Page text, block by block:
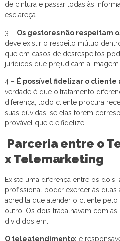
de cintura e passar todas às
esclareça.
3 – Os gestores não respeitam
deve existir o respeito mútuo
que em casos de desrespeitos
jurídicos que prejudicam a imagem
4 – É possível fidelizar o cliente
verdade é que o tratamento
diferença, todo cliente procura
suas dúvidas, se elas forem
provável que ele fidelize.
Parceria entre o
x Telemarketing
Existe uma diferença entre os
profissional poder exercer às duas
acredita que atender o cliente
outro. Os dois trabalhavam com
divididos em:
O teleatendimento: é